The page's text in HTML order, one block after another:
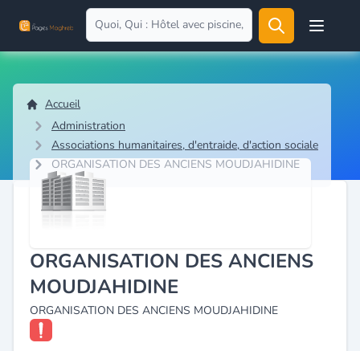
Open
Accueil
Administration
Associations humanitaires, d'entraide, d'action sociale
ORGANISATION DES ANCIENS MOUDJAHIDINE
ORGANISATION DES ANCIENS
MOUDJAHIDINE
ORGANISATION DES ANCIENS MOUDJAHIDINE